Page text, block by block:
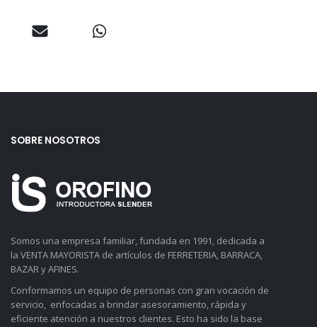
SOBRE NOSOTROS
Somos una empresa familiar, fundada en 1991, dedicada a
la VENTA MAYORISTA de artículos de FERRETERIA, BARRACA,
BAZAR y AFINES.
Conformamos un equipo de personas con gran vocación de
servicio, enfocadas a brindar asesoramiento, rápida y
eficiente atención a nuestros clientes. Esto ha sido la base